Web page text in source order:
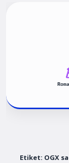
Etiket: OGX